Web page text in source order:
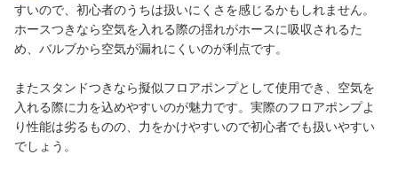
すいので、初心者のうちは扱いにくさを感じるかもしれません。
ホースつきなら空気を入れる際の揺れがホースに吸収されるた
め、バルブから空気が漏れにくいのが利点です。
またスタンドつきなら擬似フロアポンプとして使用でき、空気を
入れる際に力を込めやすいのが魅力です。実際のフロアポンプよ
り性能は劣るものの、力をかけやすいので初心者でも扱いやすい
でしょう。